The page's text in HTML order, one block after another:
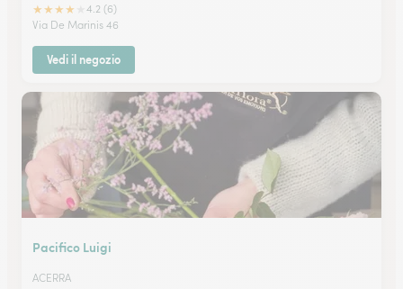
★★★★
4.2 (6)
Via De Marinis 46
Vedi il negozio
Pacifico Luigi
ACERRA